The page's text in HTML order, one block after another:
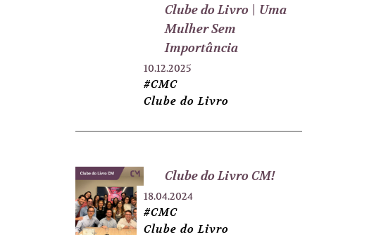
Clube do Livro \ Uma
Mulher Sem
Importância
10.12.2025
#CMC
Clube do Livro
Clube do Livro CM!
18.04.2024
#CMC
Clube do Livro